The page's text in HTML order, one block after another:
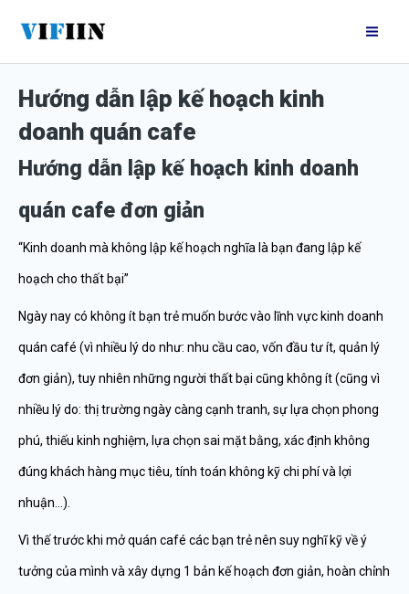
nội
dungHướng dẫn lập kế hoạch kinh
doanh quán cafe
Hướng dẫn lập kế hoạch kinh doanh
quán cafe đơn giản
“Kinh doanh mà không lập kế hoạch nghĩa là bạn đang lập kế
hoạch cho thất bại”
Ngày nay có không ít bạn trẻ muốn bước vào lĩnh vực kinh doanh
quán café (vì nhiều lý do như: nhu cầu cao, vốn đầu tư ít, quản lý
đơn giản), tuy nhiên những người thất bại cũng không ít (cũng vì
nhiều lý do: thị trường ngày càng cạnh tranh, sự lựa chọn phong
phú, thiếu kinh nghiệm, lựa chọn sai mặt bằng, xác định không
đúng khách hàng mục tiêu, tính toán không kỹ chi phí và lợi
nhuận…).
Vì thế trước khi mở quán café các bạn trẻ nên suy nghĩ kỹ về ý
tưởng của mình và xây dựng 1 bản kế hoạch đơn giản, hoàn chỉnh